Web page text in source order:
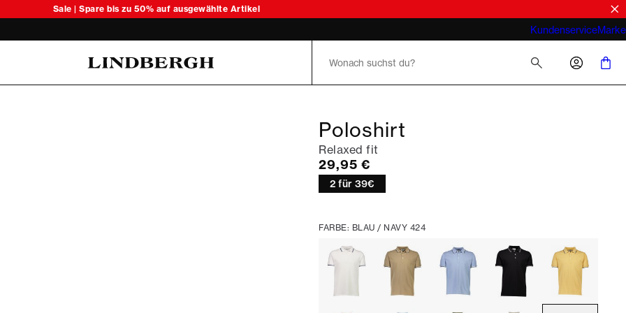
Sale | Spare bis zu 50% auf ausgewählte Artikel
KundenserviceMarke
Was meint man bei Business Casual für
Poloshirt
Relaxed fit
Preis
29,95 €
2 für 39€
FARBE: BLAU / NAVY 424